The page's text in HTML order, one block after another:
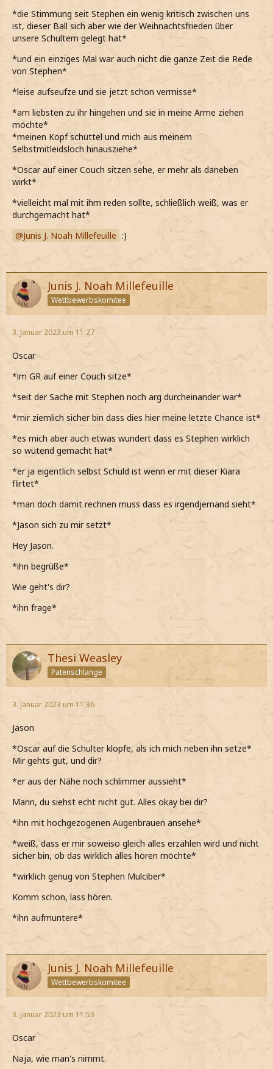
*die Stimmung seit Stephen ein wenig kritisch zwischen uns
ist, dieser Ball sich aber wie der Weihnachtsfrieden über
unsere Schultern gelegt hat*
*und ein einziges Mal war auch nicht die ganze Zeit die Rede
von Stephen*
*leise aufseufze und sie jetzt schon vermisse*
*am liebsten zu ihr hingehen und sie in meine Arme ziehen
möchte*
*meinen Kopf schüttel und mich aus meinem
Selbstmitleidsloch hinausziehe*
*Oscar auf einer Couch sitzen sehe, er mehr als daneben
wirkt*
*vielleicht mal mit ihm reden sollte, schließlich weiß, was er
durchgemacht hat*
Junis J. Noah Millefeuille :)
Junis J. Noah Millefeuille
Wettbewerbskomitee
3. Januar 2023 um 11:27
Oscar
*im GR auf einer Couch sitze*
*seit der Sache mit Stephen noch arg durcheinander war*
*mir ziemlich sicher bin dass dies hier meine letzte Chance ist*
*es mich aber auch etwas wundert dass es Stephen wirklich
so wütend gemacht hat*
*er ja eigentlich selbst Schuld ist wenn er mit dieser Kiara
flirtet*
*man doch damit rechnen muss dass es irgendjemand sieht*
*Jason sich zu mir setzt*
Hey Jason.
*ihn begrüße*
Wie geht's dir?
*ihn frage*
Thesi Weasley
Patenschlange
3. Januar 2023 um 11:36
Jason
*Oscar auf die Schulter klopfe, als ich mich neben ihn setze*
Mir gehts gut, und dir?
*er aus der Nähe noch schlimmer aussieht*
Mann, du siehst echt nicht gut. Alles okay bei dir?
*ihn mit hochgezogenen Augenbrauen ansehe*
*weiß, dass er mir soweiso gleich alles erzählen wird und nicht
sicher bin, ob das wirklich alles hören möchte*
*wirklich genug von Stephen Mulciber*
Komm schon, lass hören.
*ihn aufmuntere*
Junis J. Noah Millefeuille
Wettbewerbskomitee
3. Januar 2023 um 11:53
Oscar
Naja, wie man's nimmt.